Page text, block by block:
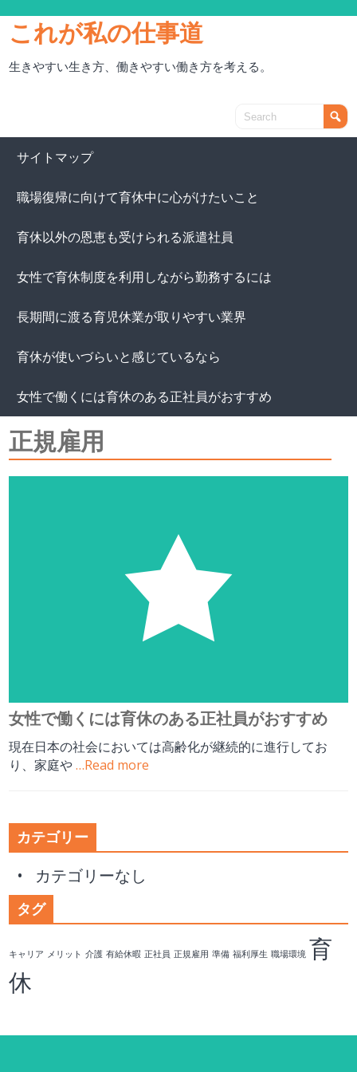
これが私の仕事道
生きやすい生き方、働きやすい働き方を考える。
サイトマップ
職場復帰に向けて育休中に心がけたいこと
育休以外の恩恵も受けられる派遣社員
女性で育休制度を利用しながら勤務するには
長期間に渡る育児休業が取りやすい業界
育休が使いづらいと感じているなら
女性で働くには育休のある正社員がおすすめ
正規雇用
女性で働くには育休のある正社員がおすすめ
現在日本の社会においては高齢化が継続的に進行してお
り、家庭や…Read more
カテゴリー
カテゴリーなし
タグ
キャリア メリット 介護 有給休暇 正社員 正規雇用 準備 福利厚生 職場環境 育
休